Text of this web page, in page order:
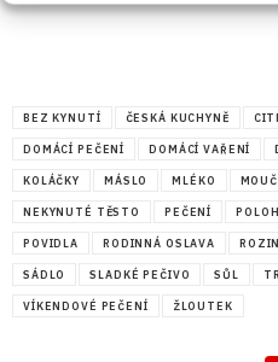
BEZ KYNUTÍ ČESKÁ KUCHYNĚ
DOMÁCÍ PEČENÍ DOMÁCÍ VAŘENÍ
KOLÁČKY MÁSLO MLÉKO
NEKYNUTÉ TĚSTO PEČENÍ
POVIDLA RODINNÁ OSLAVA
SÁDLO SLADKÉ PEČIVO SŮL
VÍKENDOVÉ PEČENÍ ŽLOUTEK